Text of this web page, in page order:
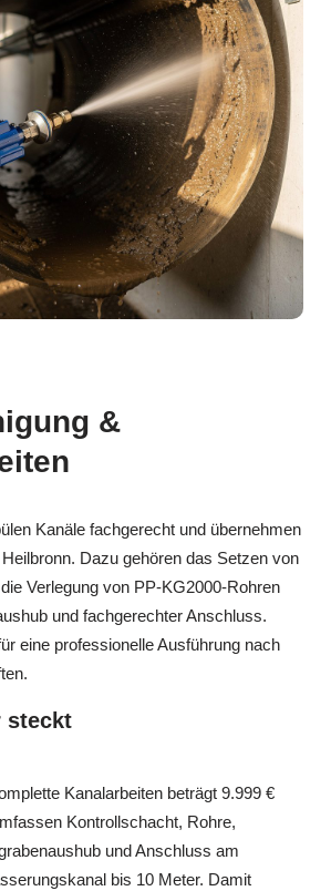
&
Kanäle fachgerecht und übernehmen
Dazu gehören das Setzen von
Verlegung von PP-KG2000-Rohren
und fachgerechter Anschluss.
eine professionelle Ausführung nach
steckt
Kanalarbeiten beträgt 9.999 €
Kontrollschacht, Rohre,
und Anschluss am
bis 10 Meter. Damit